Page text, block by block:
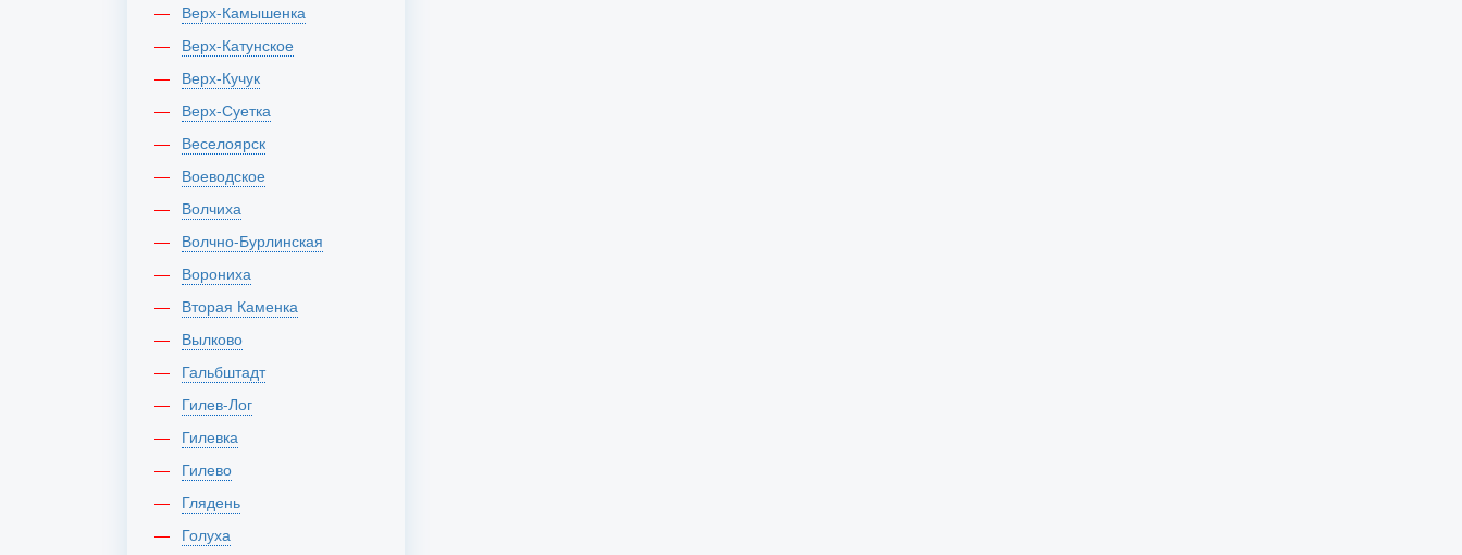
Верх-Камышенка
Верх-Катунское
Верх-Кучук
Верх-Суетка
Веселоярск
Воеводское
Волчиха
Волчно-Бурлинская
Ворониха
Вторая Каменка
Вылково
Гальбштадт
Гилев-Лог
Гилевка
Гилево
Глядень
Голуха